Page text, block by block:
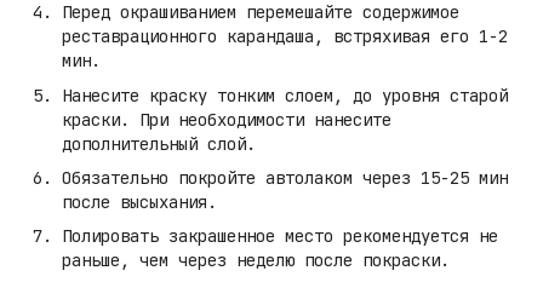
Перед окрашиванием перемешайте содержимое
реставрационного карандаша, встряхивая его 1-2
мин.
Нанесите краску тонким слоем, до уровня старой
краски. При необходимости нанесите
дополнительный слой.
Обязательно покройте автолаком через 15-25 мин
после высыхания.
Полировать закрашенное место рекомендуется не
раньше, чем через неделю после покраски.